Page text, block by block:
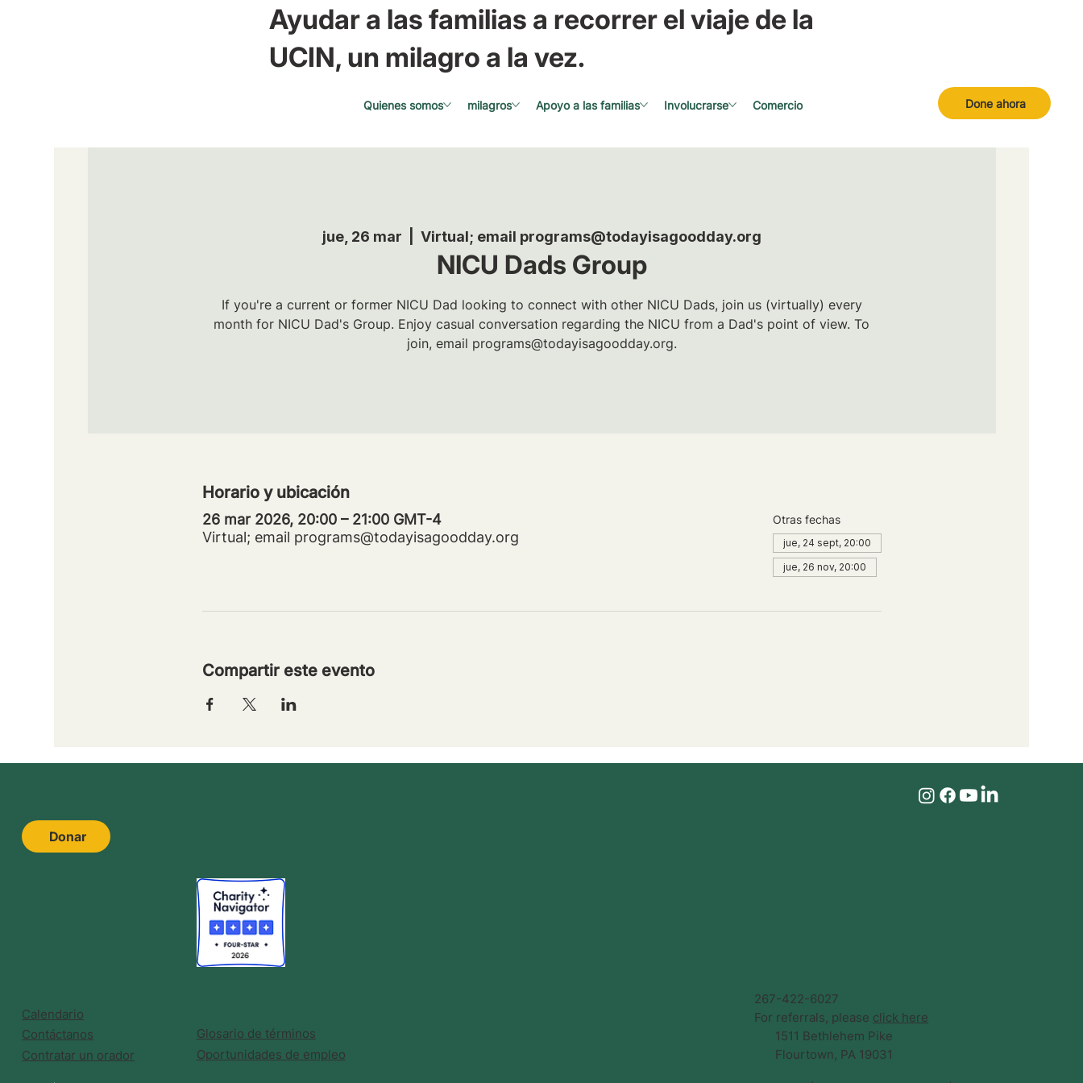
Ayudar a las familias a recorrer el viaje de la
UCIN, un milagro a la vez.
Done ahora
Quienes somos milagros Apoyo a las familias Involucrarse Comercio
jue, 26 mar Virtual; email programs@todayisagoodday.org
NICU Dads Group
If you're a current or former NICU Dad looking to connect with other NICU Dads, join us (virtually) every
month for NICU Dad's Group. Enjoy casual conversation regarding the NICU from a Dad's point of view. To
join, email programs@todayisagoodday.org.
Horario y ubicación
26 mar 2026, 20:00 – 21:00 GMT-4
Virtual; email programs@todayisagoodday.org
Otras fechas
jue, 24 sept, 20:00
jue, 26 nov, 20:00
Compartir este evento
Glosario de términos
Oportunidades de empleo
Calendario
Contáctanos
Contratar un orador
Donar
267-422-6027
For referrals, please click here
1511 Bethlehem Pike
Flourtown, PA 19031